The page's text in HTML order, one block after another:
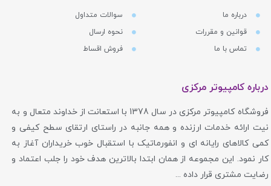
درباره ما
قوانین و مقررات
تماس با ما
سوالات متداول
نحوه ارسال
فروش اقساط
درباره کامپیوتر مرکزی
فروشگاه کامپیوتر مرکزی در سال 1378 با استعانت از خداوند متعال و به
نیت ارائه خدمات ارزنده و همه جانبه در راستای ارتقای سطح کیفی و
کمی کالاهای رایانه ای و انفورماتیک با استقبال خوب خریداران آغاز به
کار نمود. این مجموعه از همان ابتدا بالاترین هدف خود را جلب اعتماد و
رضایت مشتری قرار داده ...